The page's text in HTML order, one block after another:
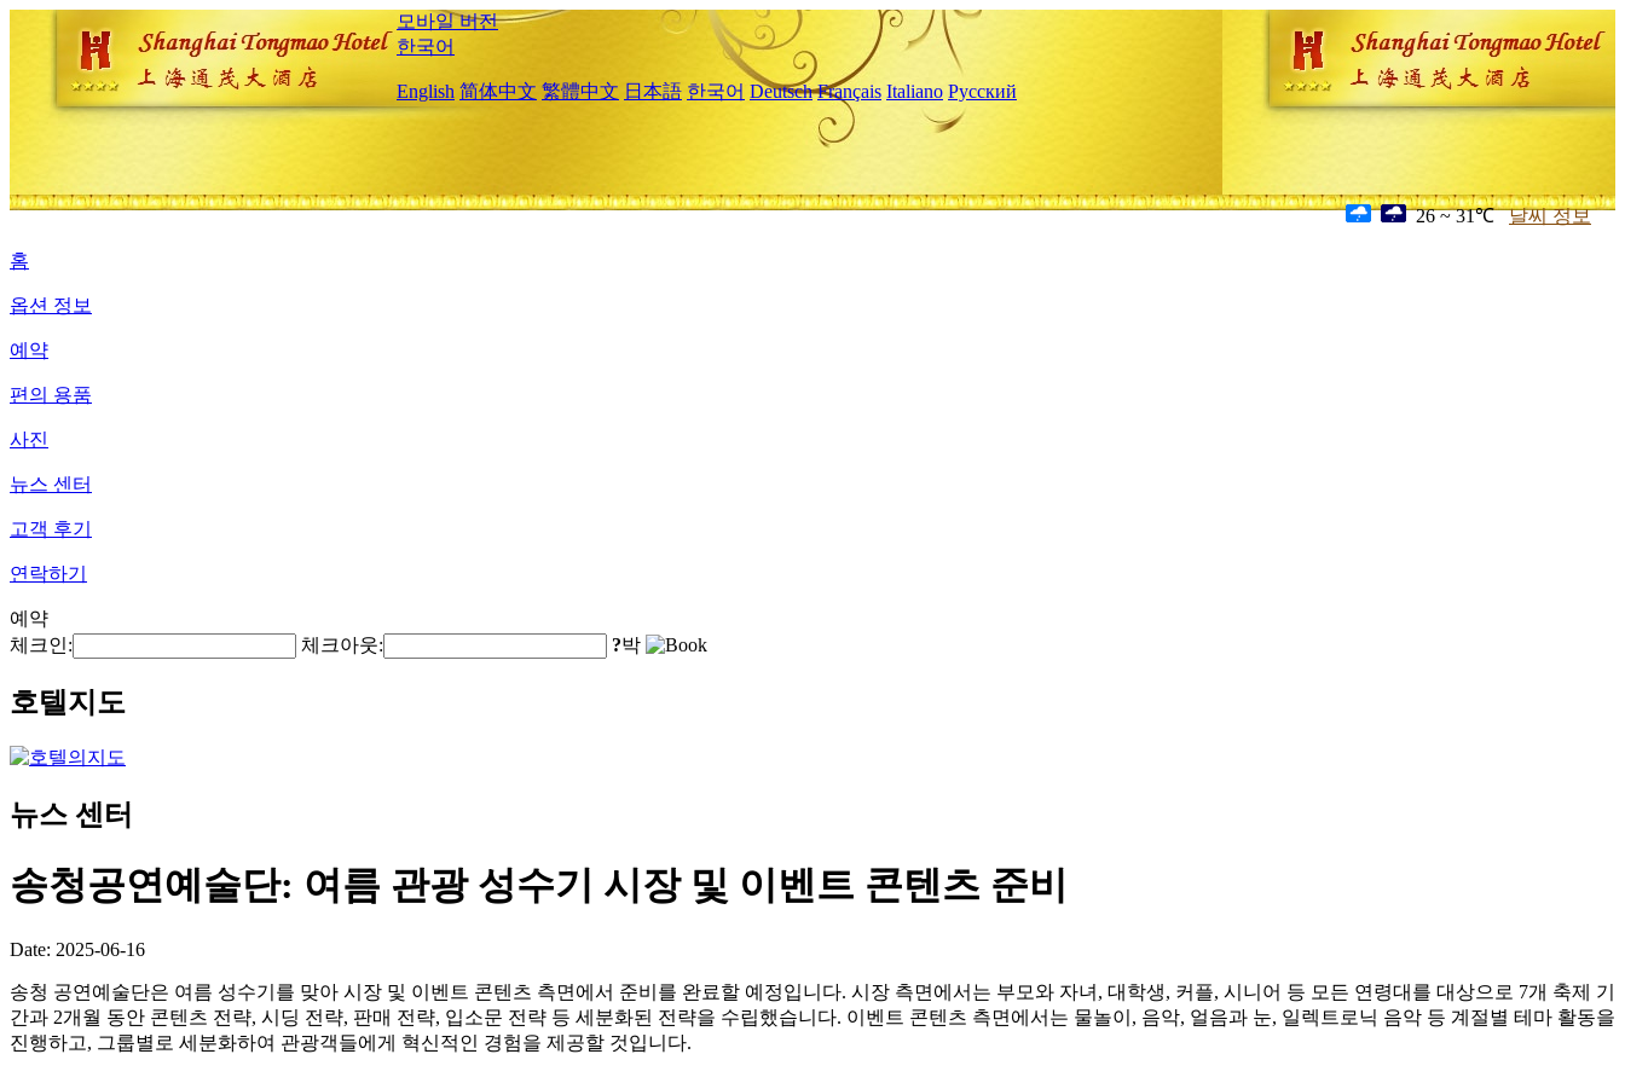
모바일 버전
한국어
English 简体中文 繁體中文 日本語 한국어 Deutsch Français Italiano Русский
26 ~ 31℃ 날씨 정보
홈
옵션 정보
예약
편의 용품
사진
뉴스 센터
고객 후기
연락하기
예약
체크인:
체크아웃: ?박
호텔지도
뉴스 센터
송청공연예술단: 여름 관광 성수기 시장 및 이벤트 콘텐츠 준비
Date: 2025-06-16
송청 공연예술단은 여름 성수기를 맞아 시장 및 이벤트 콘텐츠 측면에서 준비를 완료할 예정입니다. 시장 측면에서는 부모와 자녀, 대학생, 커플, 시니어 등 모든 연령대를 대상으로 7개 축제 기
간과 2개월 동안 콘텐츠 전략, 시딩 전략, 판매 전략, 입소문 전략 등 세분화된 전략을 수립했습니다. 이벤트 콘텐츠 측면에서는 물놀이, 음악, 얼음과 눈, 일렉트로닉 음악 등 계절별 테마 활동을
진행하고, 그룹별로 세분화하여 관광객들에게 혁신적인 경험을 제공할 것입니다.